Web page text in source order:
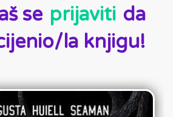
se prijaviti da
la knjigu!